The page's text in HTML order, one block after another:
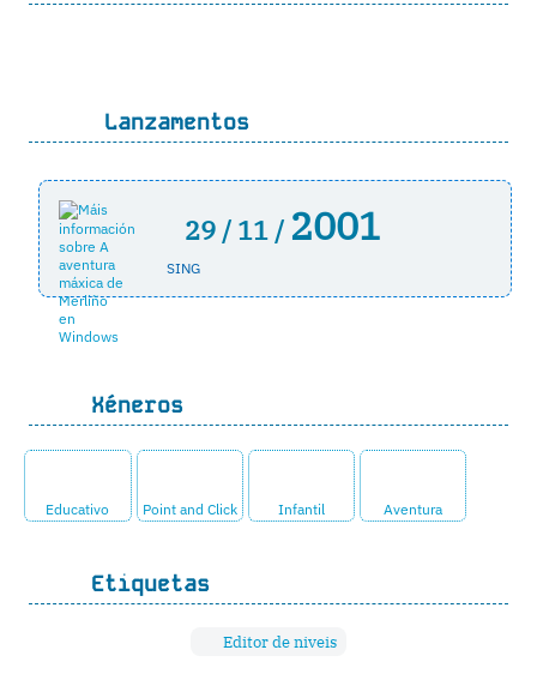
Lanzamentos
29 / 11 / 2001
SING
Xéneros
Educativo Point and Click Infantil Aventura
Etiquetas
Editor de niveis